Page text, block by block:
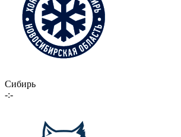
Сибирь
-:-